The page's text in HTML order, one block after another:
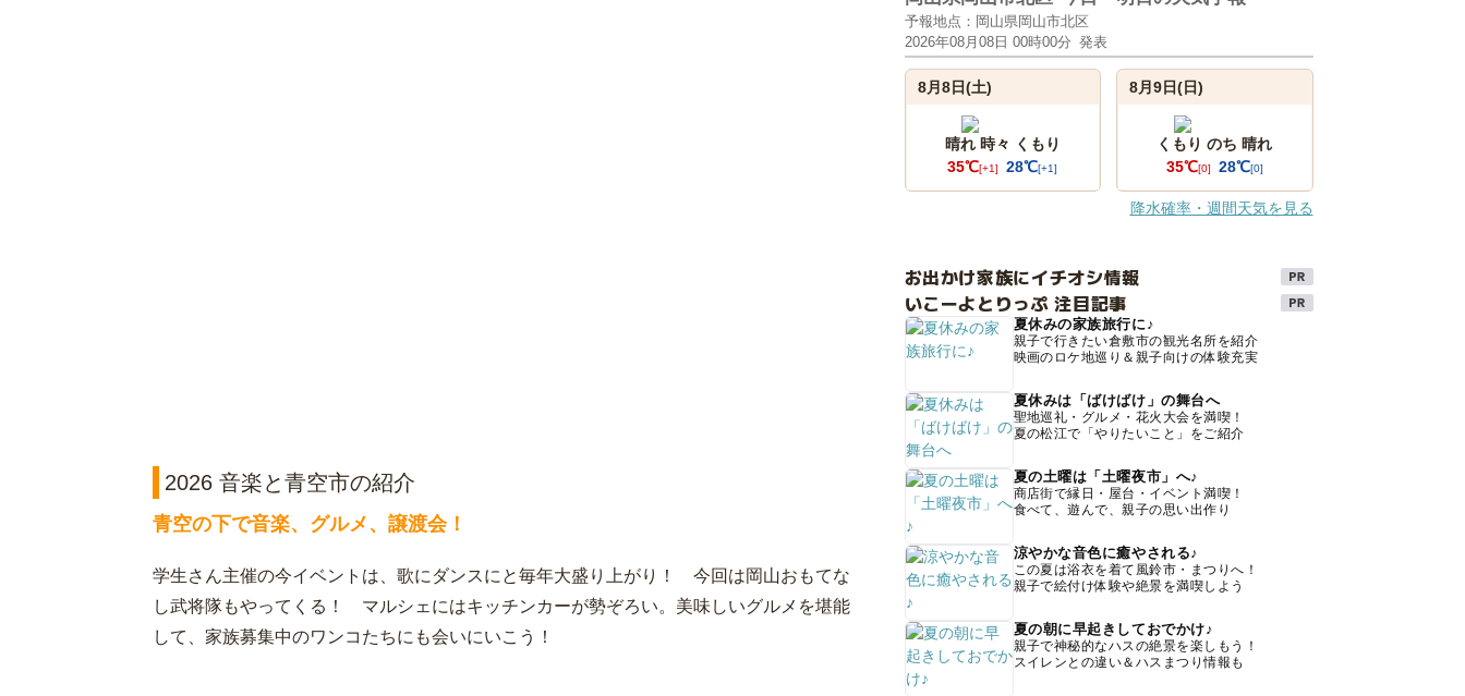
2026 音楽と青空市の紹介
青空の下で音楽、グルメ、譲渡会！
学生さん主催の今イベントは、歌にダンスにと毎年大盛り上がり！ 今回は岡山おもてな
し武将隊もやってくる！ マルシェにはキッチンカーが勢ぞろい。美味しいグルメを堪能
して、家族募集中のワンコたちにも会いにいこう！
予報地点：岡山県岡山市北区
2026年08月08日 00時00分 発表
8月8日(土)
晴れ 時々 くもり
35℃[+1] 28℃[+1]
8月9日(日)
くもり のち 晴れ
35℃[0] 28℃[0]
降水確率・週間天気を見る
お出かけ家族にイチオシ情報
いこーよとりっぷ 注目記事
夏休みの家族旅行に♪
親子で行きたい倉敷市の観光名所を紹介
映画のロケ地巡り＆親子向けの体験充実
夏休みは「ばけばけ」の舞台へ
聖地巡礼・グルメ・花火大会を満喫！
夏の松江で「やりたいこと」をご紹介
夏の土曜は「土曜夜市」へ♪
商店街で縁日・屋台・イベント満喫！
食べて、遊んで、親子の思い出作り
涼やかな音色に癒やされる♪
この夏は浴衣を着て風鈴市・まつりへ！
親子で絵付け体験や絶景を満喫しよう
夏の朝に早起きしておでかけ♪
親子で神秘的なハスの絶景を楽しもう！
スイレンとの違い＆ハスまつり情報も